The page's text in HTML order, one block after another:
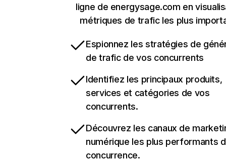
ligne de energysage.com en
métriques de trafic les plus
Espionnez les stratégies de
de trafic de vos concurrents
Identifiez les principaux produits,
services et catégories de vos
concurrents.
Découvrez les canaux de
numérique les plus performants
concurrence.